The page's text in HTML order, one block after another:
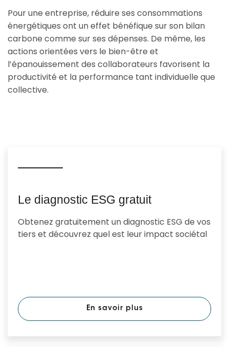
Pour une entreprise, réduire ses consommations
énergétiques ont un effet bénéfique sur son bilan
carbone comme sur ses dépenses. De même, les
actions orientées vers le bien-être et
l’épanouissement des collaborateurs favorisent la
productivité et la performance tant individuelle que
collective.
Le diagnostic ESG gratuit
Obtenez gratuitement un diagnostic ESG de vos
tiers et découvrez quel est leur impact sociétal
En savoir plus